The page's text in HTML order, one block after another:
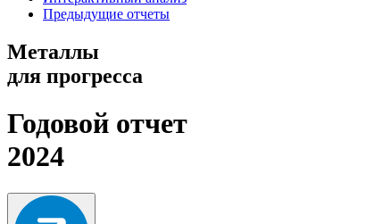
Предыдущие отчеты
Металлы
для прогресса
Годовой отчет
2024